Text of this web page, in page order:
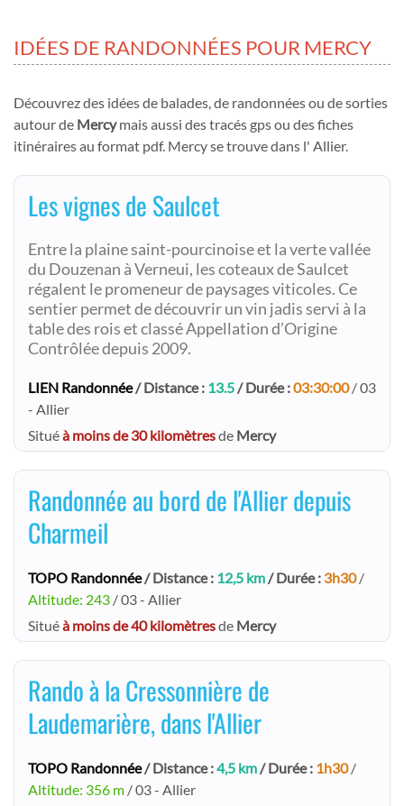
IDÉES DE RANDONNÉES POUR MERCY
Découvrez des idées de balades, de randonnées ou de sorties
autour de Mercymais aussi des tracés gps ou des fiches
itinéraires au format pdf. Mercy se trouve dans l' Allier.
Les vignes de Saulcet
Entre la plaine saint-pourcinoise et la verte vallée
du Douzenan à Verneui, les coteaux de Saulcet
régalent le promeneur de paysages viticoles. Ce
sentier permet de découvrir un vin jadis servi à la
table des rois et classé Appellation d’Origine
Contrôlée depuis 2009.
LIEN Randonnée/ Distance : 13.5/ Durée :03:30:00/ 03
- Allier
Situéà moins de 30 kilomètresde Mercy
Randonnée au bord de l'Allier depuis
Charmeil
TOPO Randonnée/ Distance : 12,5 km/ Durée : 3h30/
Altitude: 243 / 03 - Allier
Situéà moins de 40 kilomètresde Mercy
Rando à la Cressonnière de
Laudemarière, dans l'Allier
TOPO Randonnée/ Distance :4,5 km/ Durée : 1h30/
Altitude: 356 m / 03 - Allier